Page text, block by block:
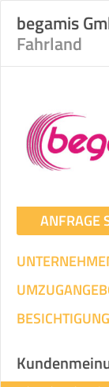
begamis
Fahrland
ANFRAGE